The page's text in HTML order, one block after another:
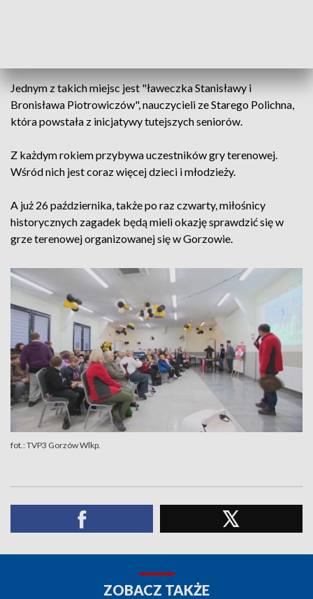
Jednym z takich miejsc jest "ławeczka Stanisławy i
Bronisława Piotrowiczów", nauczycieli ze Starego Polichna,
która powstała z inicjatywy tutejszych seniorów.
Z każdym rokiem przybywa uczestników gry terenowej.
Wśród nich jest coraz więcej dzieci i młodzieży.
A już 26 października, także po raz czwarty, miłośnicy
historycznych zagadek będą mieli okazję sprawdzić się w
grze terenowej organizowanej się w Gorzowie.
fot.: TVP3 Gorzów Wlkp.
ZOBACZ TAKŻE